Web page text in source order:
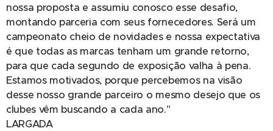
nossa proposta e assumiu conosco esse desafio,
montando parceria com seus fornecedores. Será um
campeonato cheio de novidades e nossa expectativa
é que todas as marcas tenham um grande retorno,
para que cada segundo de exposição valha à pena.
Estamos motivados, porque percebemos na visão
desse nosso grande parceiro o mesmo desejo que os
clubes vêm buscando a cada ano."
LARGADA